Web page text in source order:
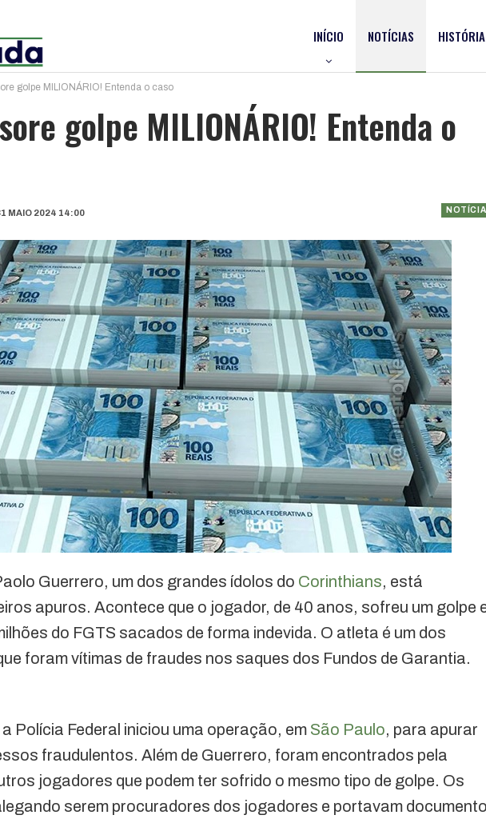
INÍCIO NOTÍCIAS HISTÓRIA
golpe MILIONÁRIO! Entenda o caso
golpe MILIONÁRIO! Entenda o
MAIO 2024 14:00
Guerrero, um dos grandes ídolos do Corinthians, está
apuros. Acontece que o jogador, de 40 anos, sofreu um golpe
do FGTS sacados de forma indevida. O atleta é um dos
foram vítimas de fraudes nos saques dos Fundos de Garantia.
Polícia Federal iniciou uma operação, em São Paulo, para apurar
fraudulentos. Além de Guerrero, foram encontrados pela
jogadores que podem ter sofrido o mesmo tipo de golpe. Os
serem procuradores dos jogadores e portavam